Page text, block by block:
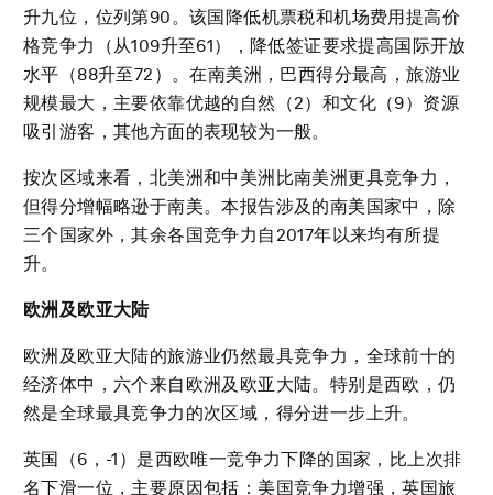
升九位，位列第90。该国降低机票税和机场费用提高价
格竞争力（从109升至61），降低签证要求提高国际开放
水平（88升至72）。在南美洲，巴西得分最高，旅游业
规模最大，主要依靠优越的自然（2）和文化（9）资源
吸引游客，其他方面的表现较为一般。
按次区域来看，北美洲和中美洲比南美洲更具竞争力，
但得分增幅略逊于南美。本报告涉及的南美国家中，除
三个国家外，其余各国竞争力自2017年以来均有所提
升。
欧洲及欧亚大陆
欧洲及欧亚大陆的旅游业仍然最具竞争力，全球前十的
经济体中，六个来自欧洲及欧亚大陆。特别是西欧，仍
然是全球最具竞争力的次区域，得分进一步上升。
英国（6，-1）是西欧唯一竞争力下降的国家，比上次排
名下滑一位，主要原因包括：美国竞争力增强，英国旅